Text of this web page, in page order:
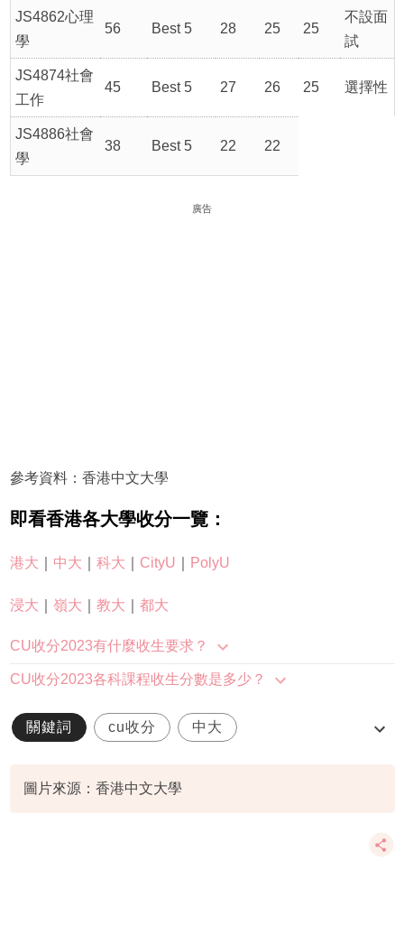
JS4862心理
學
56 Best 5 28 25 25
不設面
試
JS4874社會
工作
45 Best 5 27 26 25 選擇性
JS4886社會
學
38 Best 5 22 22
廣告
參考資料：香港中文大學
即看香港各大學收分一覽：
港大 中大 科大 CityU PolyU
浸大 嶺大 教大 都大
CU收分2023有什麼收生要求？
CU收分2023各科課程收生分數是多少？
關鍵詞 cu收分 中大
圖片來源：香港中文大學